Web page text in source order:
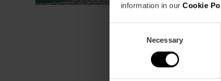
information in our Cookie
Necessary
Cosa